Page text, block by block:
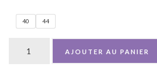
40 44
AJOUTER AU PANIER